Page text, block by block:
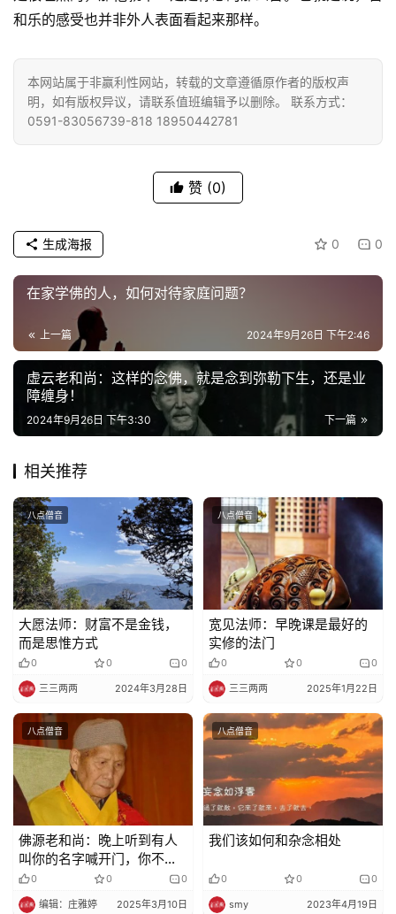
提
题
佛
教
人
寺
院
巡
礼
视
频
纪
录
佛
教
艺
术
政
策
规
免
责
声
明
登录 注册
和乐的感受也并非外人表面看起来那样。
本网站属于非赢利性网站，转载的文章遵循原作者的版权声
明，如有版权异议，请联系值班编辑予以删除。 联系方式：
0591-83056739-818 18950442781
赞 (0)
0 0
生成海报
在家学佛的人，如何对待家庭问题？
上一篇 2024年9月26日 下午2:46
虚云老和尚：这样的念佛，就是念到弥勒下生，还是业
障缠身！
下一篇
2024年9月26日 下午3:30
相关推荐
八点僧音
大愿法师：财富不是金钱，
而是思惟方式
0 0 0
三三两两 2024年3月28日
八点僧音
宽见法师：早晚课是最好的
实修的法门
0 0 0
三三两两 2025年1月22日
八点僧音
佛源老和尚：晚上听到有人
叫你的名字喊开门，你不要
应声，它喊几声就走，不会
有事
0 0 0
编辑：庄雅婷 2025年3月10日
八点僧音
我们该如何和杂念相处
0 0 0
smy 2023年4月19日